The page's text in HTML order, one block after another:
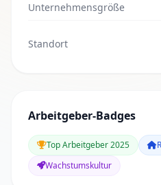
Unternehmensgröße
Standort
Arbeitgeber-Badges
Top Arbeitgeber 2025
Wachstumskultur